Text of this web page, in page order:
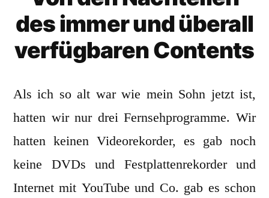
des immer und überall
verfügbaren Contents
Als ich so alt war wie mein Sohn jetzt ist,
hatten wir nur drei Fernsehprogramme. Wir
hatten keinen Videorekorder, es gab noch
keine DVDs und Festplattenrekorder und
Internet mit YouTube und Co. gab es schon